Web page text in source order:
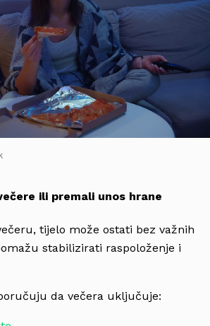
ili premali unos hrane
tijelo može ostati bez važnih
stabilizirati raspoloženje i
da večera uključuje: